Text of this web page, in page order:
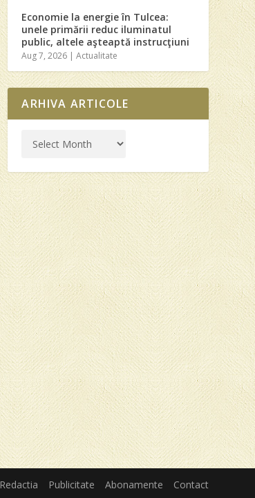
Economie la energie în Tulcea:
unele primării reduc iluminatul
public, altele aşteaptă instrucţiuni
Aug 7, 2026 |Actualitate
ARHIVA ARTICOLE
Redactia Publicitate Abonamente Contact